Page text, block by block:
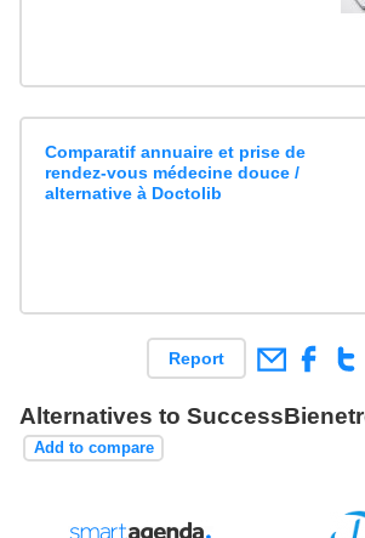
Comparatif annuaire et prise de
rendez-vous médecine douce /
alternative à Doctolib
Report
Alternatives to
Add to compare